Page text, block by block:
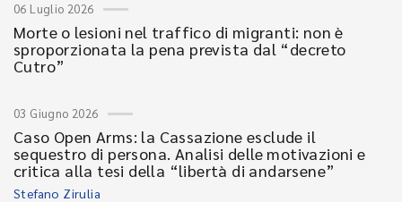
06 Luglio 2026
Morte o lesioni nel traffico di migranti: non è
sproporzionata la pena prevista dal “decreto
Cutro”
03 Giugno 2026
Caso Open Arms: la Cassazione esclude il
sequestro di persona. Analisi delle motivazioni e
critica alla tesi della “libertà di andarsene”
Stefano Zirulia